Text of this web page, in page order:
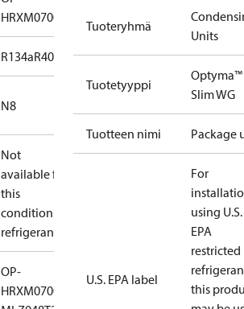
HRXM0700UWG000Q
R134aR404A R448AR449AR452A
N8
Not
available for
this
condition /
refrigerant
OP-
HRXM0700UWG000Q
Tuoteryhmä
Units
Tuotetyyppi
Optyma™
Slim WG
Tuotteen nimi Package
U.S. EPA label
For
using U.S.
EPA
restricted
this